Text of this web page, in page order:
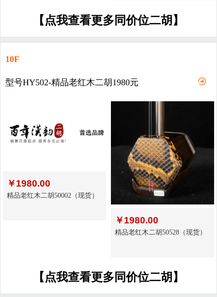
【点我查看更多同价位二胡】
10F
型号HY502-精品老红木二胡1980元
￥1980.00
精品老红木二胡50002（现货）
￥1980.00
精品老红木二胡50528（现货）
【点我查看更多同价位二胡】